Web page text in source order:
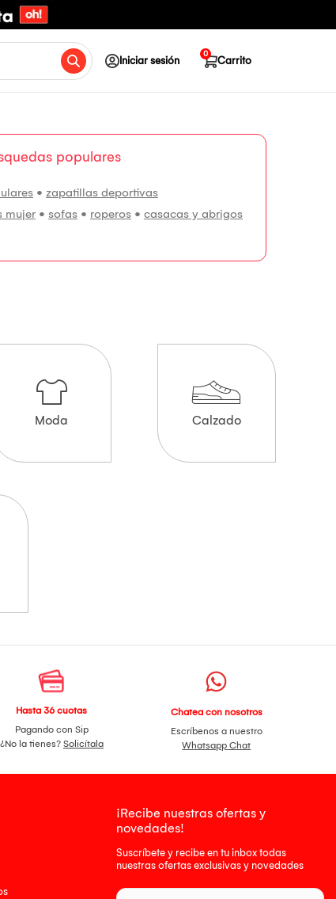
Iniciar sesión Carrito
0
populares
• zapatillas deportivas
mujer • sofas • roperos • casacas y abrigos
Moda Calzado
Hasta 36 cuotas
Pagando con Sip
¿No la tienes? Solicítala
Chatea con nosotros
Escríbenos a nuestro
Whatsapp Chat
¡Recibe nuestras ofertas y
novedades!
Suscríbete y recibe en tu inbox todas
nuestras ofertas exclusivas y novedades